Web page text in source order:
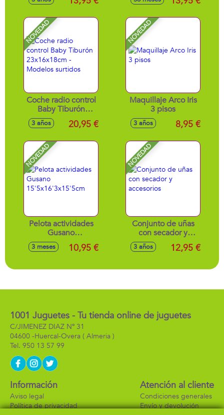
18x13x13cm
transparente y
NOVEDAD
Coche radio control
Baby Tiburón
23x16x18cm -
Modelos surtidos
3 años 20,95 €
NOVEDAD
Maquillaje Arco Iris
3 pisos
3 años 8,95 €
NOVEDAD
Pelota actividades
Gusano
15'5x16'3x15'5cm
3 meses 10,95 €
NOVEDAD
Conjunto de uñas
con secador y
accesorios
3 años 12,95 €
1001 Juguetes - Tu tienda online de juguetes
C/JIMENEZ DIAZ Nº 31
04600 -Huercal-Overa ( Almeria )
950 13 57 99
Información
Aviso legal
Política de privacidad
Atención al cliente
Condiciones generales
Envío y devolución